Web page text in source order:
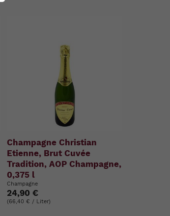
Champagne Christian
Etienne, Brut Cuvée
Tradition, AOP Champagne,
0,375 l
Champagne
24,90 €
(66,40 € / Liter)